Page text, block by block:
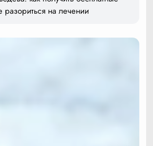
разориться на лечении